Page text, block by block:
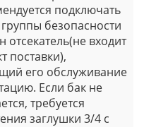
подключать
группы безопасности
отсекатель(не входит
поставки),
его обслуживание
Если бак не
требуется
заглушки 3/4 с